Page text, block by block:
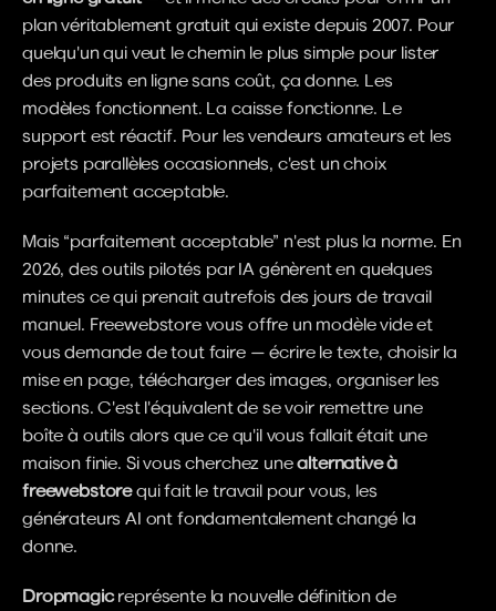
plan véritablement gratuit qui existe depuis 2007. Pour
quelqu'un qui veut le chemin le plus simple pour lister
des produits en ligne sans coût, ça donne. Les
modèles fonctionnent. La caisse fonctionne. Le
support est réactif. Pour les vendeurs amateurs et les
projets parallèles occasionnels, c'est un choix
parfaitement acceptable.
Mais “parfaitement acceptable” n'est plus la norme. En
2026, des outils pilotés par IA génèrent en quelques
minutes ce qui prenait autrefois des jours de travail
manuel. Freewebstore vous offre un modèle vide et
vous demande de tout faire — écrire le texte, choisir la
mise en page, télécharger des images, organiser les
sections. C'est l'équivalent de se voir remettre une
boîte à outils alors que ce qu'il vous fallait était une
maison finie. Si vous cherchez une alternative à
freewebstore qui fait le travail pour vous, les
générateurs AI ont fondamentalement changé la
donne.
Dropmagic représente la nouvelle définition de